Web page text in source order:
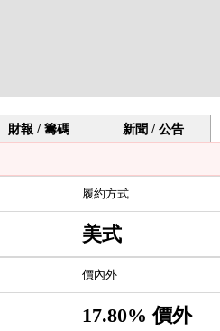
財報 / 籌碼 新聞 / 公告
履約方式
美式
價內外
17.80% 價外